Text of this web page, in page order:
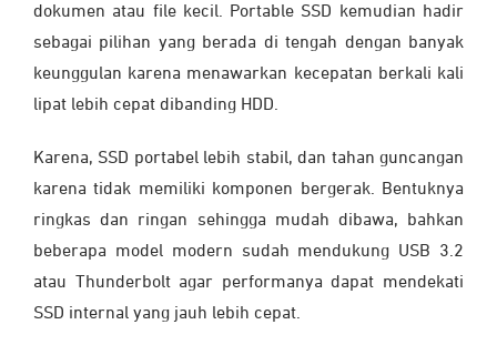
dokumen atau file kecil. Portable SSD kemudian hadir
sebagai pilihan yang berada di tengah dengan banyak
keunggulan karena menawarkan kecepatan berkali kali
lipat lebih cepat dibanding HDD.
Karena, SSD portabel lebih stabil, dan tahan guncangan
karena tidak memiliki komponen bergerak. Bentuknya
ringkas dan ringan sehingga mudah dibawa, bahkan
beberapa model modern sudah mendukung USB 3.2
atau Thunderbolt agar performanya dapat mendekati
SSD internal yang jauh lebih cepat.